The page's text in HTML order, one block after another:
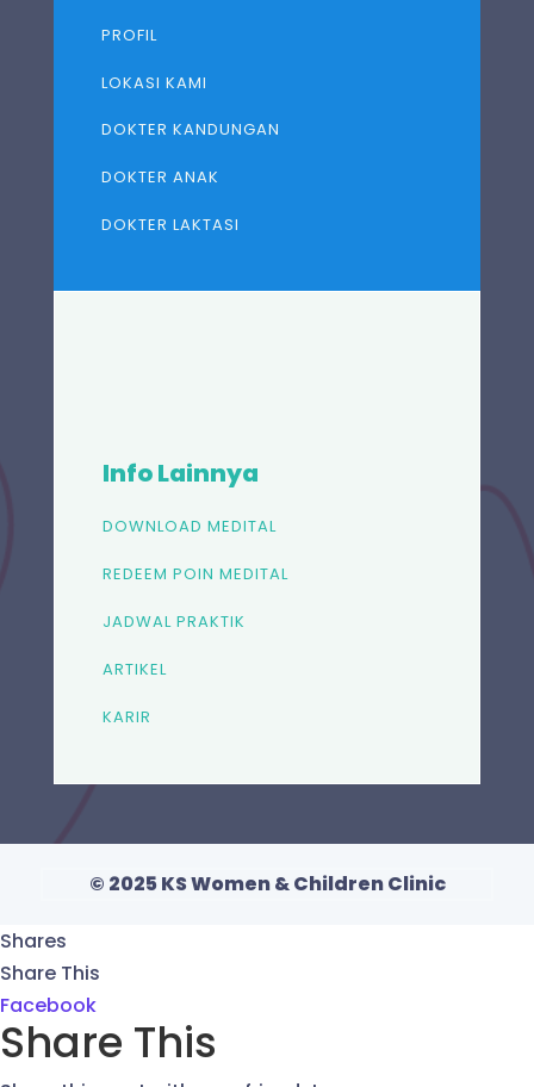
PROFIL
LOKASI KAMI
DOKTER KANDUNGAN
DOKTER ANAK
DOKTER LAKTASI
Info Lainnya
DOWNLOAD MEDITAL
REDEEM POIN MEDITAL
JADWAL PRAKTIK
ARTIKEL
KARIR
© 2025 KS Women & Children Clinic
Shares
Share This
Facebook
Share This